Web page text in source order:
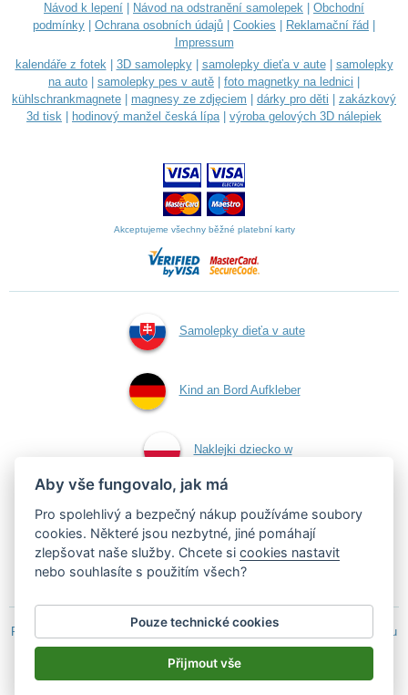
Návod k lepení Návod na odstranění samolepek
Obchodní
podmínky
Ochrana osobních údajů Cookies Reklamační řád
Impressum
kalendáře z fotek| 3D samolepky| samolepky dieťa v aute| samolepky
na auto
samolepky pes v autě foto magnetky na lednici
kühlschrankmagnete
magnesy ze zdjęciem dárky pro děti
zakázkový
3d tisk
hodinový manžel česká lípa| výroba gelových 3D nálepiek
Akceptujeme všechny běžné platební karty
Samolepky dieťa v aute
Kind an Bord Aufkleber
Naklejki dziecko w
aucie
Samolepky dítě v autě
Podle zákona o evidenci tržeb je prodávající povinen vystavit kupujícímu
účtenku.
Zároveň je povinen zaevidovat přijatou tržbu u správce daně on-line; v
případě technického výpadku pak nejpozději do 48 hodin.
Aby vše fungovalo, jak má
Pro spolehlivý a bezpečný nákup používáme soubory
cookies. Některé jsou nezbytné, jiné pomáhají
zlepšovat naše služby. Chcete sicookies nastavit
nebo souhlasíte s použitím všech?
Pouze technické cookies
Přijmout vše